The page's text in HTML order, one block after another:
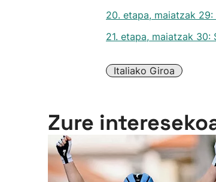
20. etapa, maiatzak
21. etapa, maiatzak
Italiako Giroa
Zure